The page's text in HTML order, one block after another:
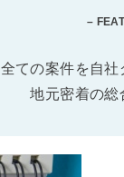
–
全ての案件を自社
地元密着の総